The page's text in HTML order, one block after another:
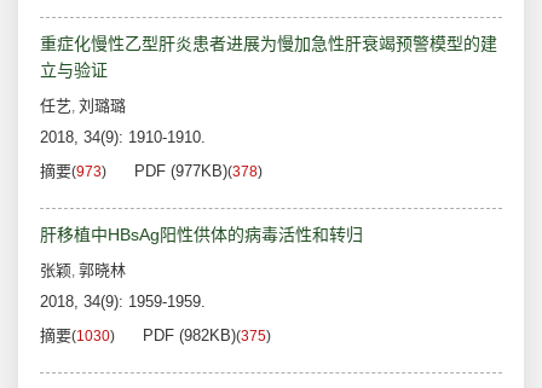
重症化慢性乙型肝炎患者进展为慢加急性肝衰竭预警模型的建
立与验证
任艺, 刘璐璐
2018, 34(9): 1910-1910.
摘要(973) PDF (977KB)(378)
肝移植中HBsAg阳性供体的病毒活性和转归
张颖, 郭晓林
2018, 34(9): 1959-1959.
摘要(1030) PDF (982KB)(375)